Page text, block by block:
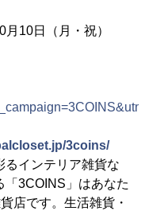
10日（月・祝）
3coins/
るインテリア雑貨な
「3COINS」はあなた
店です。生活雑貨・